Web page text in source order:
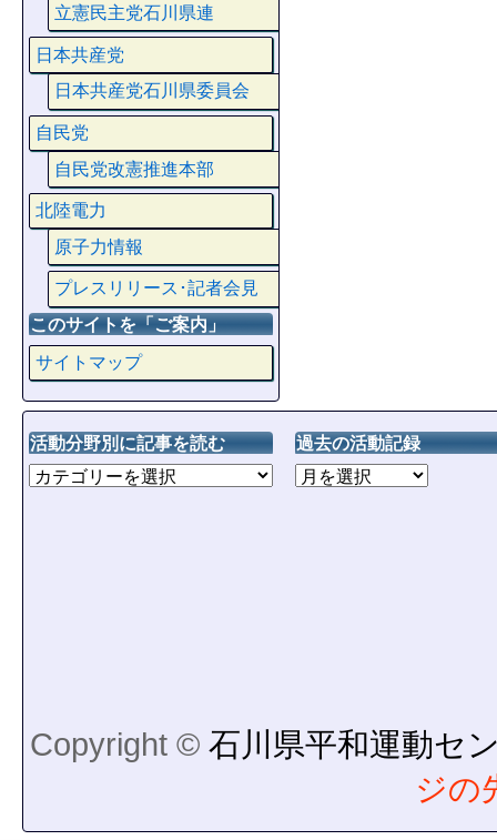
立憲民主党石川県連
日本共産党
日本共産党石川県委員会
自民党
自民党改憲推進本部
北陸電力
原子力情報
プレスリリース･記者会見
このサイトを「ご案内」
サイトマップ
活動分野別に記事を読む 過去の活動記録
Copyright © 石川県平和運動セ
ジの